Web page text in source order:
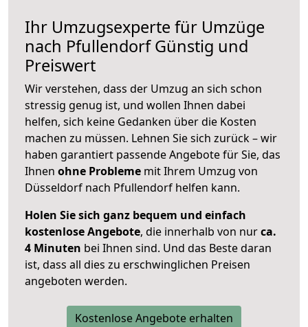
Ihr Umzugsexperte für Umzüge
nach PfullendorfGünstig und
Preiswert
Wir verstehen, dass der Umzug an sich schon
stressig genug ist, und wollen Ihnen dabei
helfen, sich keine Gedanken über die Kosten
machen zu müssen. Lehnen Sie sich zurück – wir
haben garantiert passende Angebote für Sie, das
Ihnen ohne Probleme mit Ihrem Umzug von
Düsseldorf nach Pfullendorf helfen kann.
Holen Sie sich ganz bequem und einfach
kostenlose Angebote, die innerhalb von nurca.
4 Minuten bei Ihnen sind. Und das Beste daran
ist, dass all dies zu erschwinglichen Preisen
angeboten werden.
Kostenlose Angebote erhalten